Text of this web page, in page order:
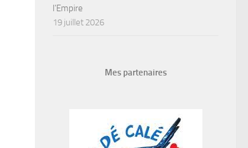
l’Empire
19 juillet 2026
Mes partenaires